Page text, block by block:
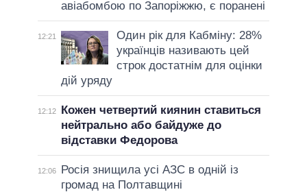
авіабомбою по Запоріжжю, є поранені
12:21
Один рік для Кабміну: 28%
українців називають цей
строк достатнім для оцінки
дій уряду
12:12
Кожен четвертий киянин ставиться
нейтрально або байдуже до
відставки Федорова
12:06
Росія знищила усі АЗС в одній із
громад на Полтавщині